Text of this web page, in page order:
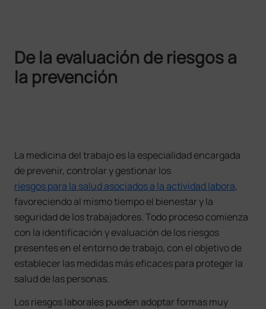
De la evaluación de riesgos a
la prevención
La medicina del trabajo es la especialidad encargada
de prevenir, controlar y gestionar los
riesgos para la salud asociados a la actividad labora,
favoreciendo al mismo tiempo el bienestar y la
seguridad de los trabajadores. Todo proceso comienza
con la identificación y evaluación de los riesgos
presentes en el entorno de trabajo, con el objetivo de
establecer las medidas más eficaces para proteger la
salud de las personas.
Los riesgos laborales pueden adoptar formas muy